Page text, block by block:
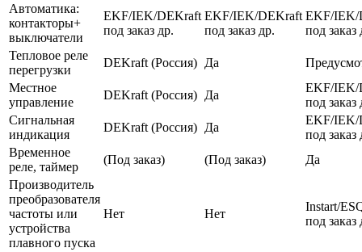
Автоматика:
контакторы+
выключатели
EKF/IEK/DEKraft
под заказ др.
EKF/IEK/DEKraft
под заказ др.
EKF/IEK/
под заказ
Тепловое реле
перегрузки
DEKraft (Россия) Да
Местное
управление
DEKraft (Россия) Да
EKF/IEK/
под заказ
Сигнальная
индикация
DEKraft (Россия) Да
EKF/IEK/
под заказ
Временное
реле, таймер
(Под заказ) (Под заказ)
Да
Производитель
преобразователя
частоты или
устройства
плавного пуска
Нет Нет
Instart/
под заказ